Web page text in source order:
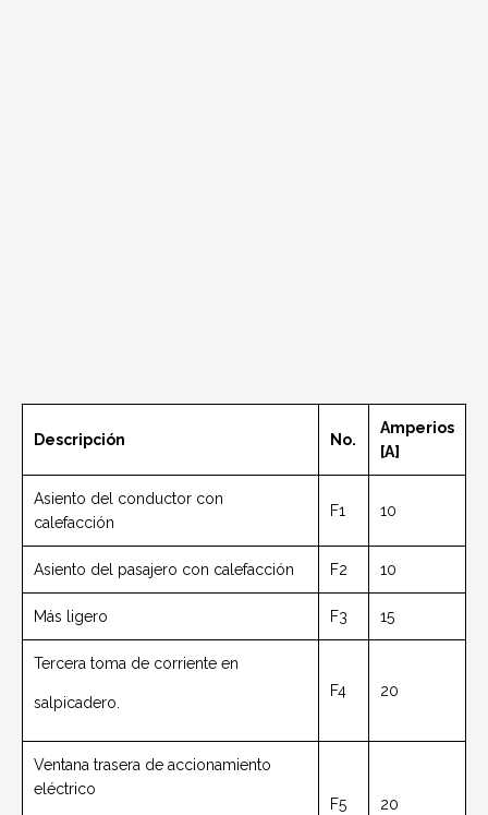
Descripción No.
Amperios
[A]
Asiento del conductor con
calefacción
F1 10
Asiento del pasajero con calefacción F2 10
Más ligero F3 15
Tercera toma de corriente en
salpicadero.
F4 20
Ventana trasera de accionamiento
eléctrico
F5 20